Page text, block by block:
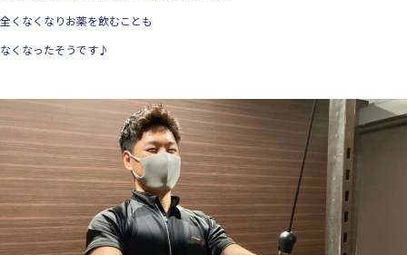
全くなくなりお薬を飲むことも
なくなったそうです♪